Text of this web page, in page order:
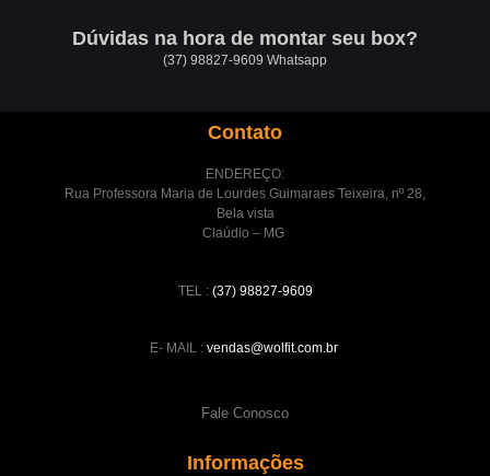
Dúvidas na hora de montar seu box?
(37) 98827-9609 Whatsapp
Contato
ENDEREÇO:
Rua Professora Maria de Lourdes Guimaraes Teixeira, nº 28,
Bela vista
Claúdio – MG
TEL : (37) 98827-9609
E- MAIL : vendas@wolfit.com.br
Fale Conosco
Informações